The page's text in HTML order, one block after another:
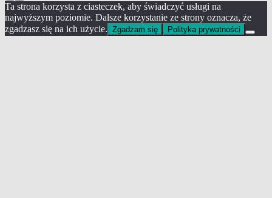
Ta strona korzysta z ciasteczek, aby świadczyć usługi na
najwyższym poziomie. Dalsze korzystanie ze strony oznacza, że
zgadzasz się na ich użycie. Zgadzam się Polityka prywatności